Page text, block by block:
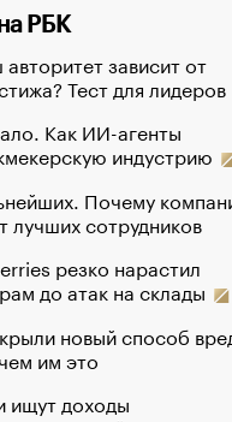
РБК
зависит от
Тест для лидеров
Как ИИ-агенты
индустрию
Почему
лучших сотрудников
резко нарастил
до атак на склады
новый способ
им это
ищут доходы